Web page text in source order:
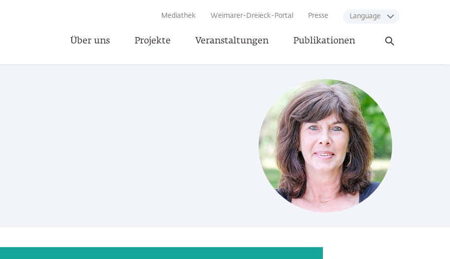
Mediathek Weimarer-Dreieck-Portal Presse Language
Über uns Projekte Veranstaltungen Publikationen
Suche
öffnen